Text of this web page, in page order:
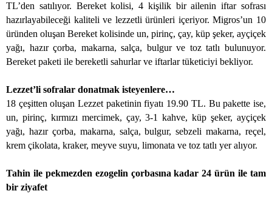
TL’den satılıyor. Bereket kolisi, 4 kişilik bir ailenin iftar sofrası
hazırlayabileceği kaliteli ve lezzetli ürünleri içeriyor. Migros’un 10
üründen oluşan Bereket kolisinde un, pirinç, çay, küp şeker, ayçiçek
yağı, hazır çorba, makarna, salça, bulgur ve toz tatlı bulunuyor.
Bereket paketi ile bereketli sahurlar ve iftarlar tüketiciyi bekliyor.
Lezzet’li sofralar donatmak isteyenlere…
18 çeşitten oluşan Lezzet paketinin fiyatı 19.90 TL. Bu pakette ise,
un, pirinç, kırmızı mercimek, çay, 3-1 kahve, küp şeker, ayçiçek
yağı, hazır çorba, makarna, salça, bulgur, sebzeli makarna, reçel,
krem çikolata, kraker, meyve suyu, limonata ve toz tatlı yer alıyor.
Tahin ile pekmezden ezogelin çorbasına kadar 24 ürün ile tam
bir ziyafet